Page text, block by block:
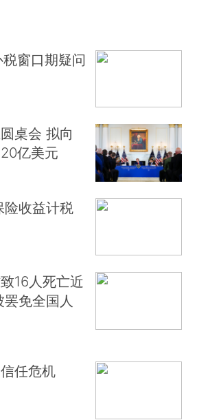
窗口期疑问
桌会 拟向
亿美元
险收益计税
16人死亡近
免全国人
任危机